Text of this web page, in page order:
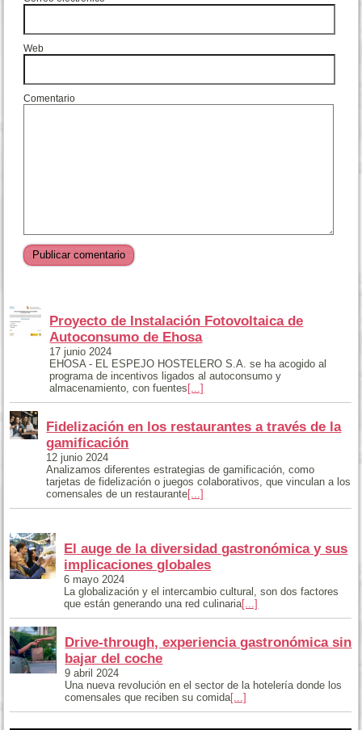
Web
Comentario
Proyecto de Instalación Fotovoltaica de
Autoconsumo de Ehosa
17 junio 2024
EHOSA - EL ESPEJO HOSTELERO S.A. se ha acogido al
programa de incentivos ligados al autoconsumo y
almacenamiento, con fuentes[...]
Fidelización en los restaurantes a través de la
gamificación
12 junio 2024
Analizamos diferentes estrategias de gamificación, como
tarjetas de fidelización o juegos colaborativos, que vinculan a los
comensales de un restaurante[...]
El auge de la diversidad gastronómica y sus
implicaciones globales
6 mayo 2024
La globalización y el intercambio cultural, son dos factores
que están generando una red culinaria[...]
Drive-through, experiencia gastronómica sin
bajar del coche
9 abril 2024
Una nueva revolución en el sector de la hotelería donde los
comensales que reciben su comida[...]